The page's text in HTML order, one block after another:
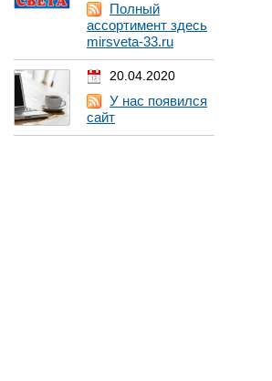
Полный
ассортимент здесь
mirsveta-33.ru
20.04.2020
У нас появился
сайт